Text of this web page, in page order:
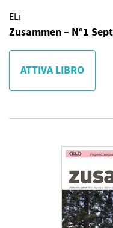
ELi
Zusammen – N°1
ATTIVA LIBRO